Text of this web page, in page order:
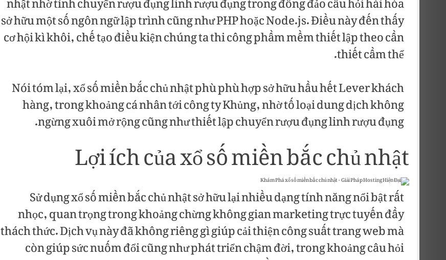
sở hữu một số ngôn ngữ lập trình cũng như PHP hoặc Node.js. Điều này đến thấy
cơ hội kì khôi, chế tạo điều kiện chúng ta thi công phầm mềm thiết lập theo cần
thiết cầm thể.
Nói tóm lại, xổ số miền bắc chủ nhật phù phù hợp sở hữu hầu hết Lever khách
hàng, trong khoảng cá nhân tới công ty Khủng, nhờ tố loại dung dịch không
ngừng xuôi mở rộng cũng như thiết lập chuyển rượu đụng linh rượu đụng.
Lợi ích của xổ số miền bắc chủ nhật
Sử dụng xổ số miền bắc chủ nhật sở hữu lại nhiều dạng tính năng nổi bật rất
nhọc, quan trọng trong khoảng chừng không gian marketing trực tuyến đầy
thách thức. Dịch vụ này đã không riêng gì giúp cải thiện công suất trang web mà
còn giúp sức nuốm đổi cũng như phát triển chậm đời, trong khoảng câu hỏi